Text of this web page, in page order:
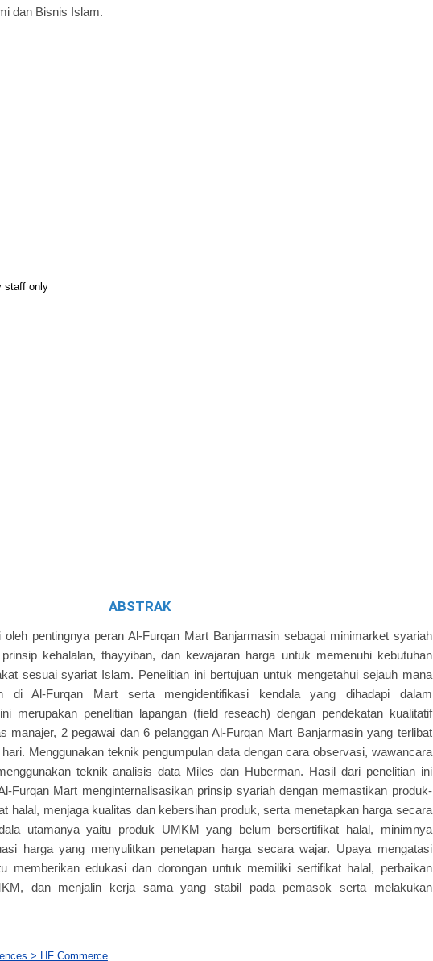
dan Bisnis Islam.
staff only
ABSTRAK
oleh pentingnya peran Al-Furqan Mart Banjarmasin sebagai minimarket syariah
kehalalan, thayyiban, dan kewajaran harga untuk memenuhi kebutuhan
sesuai syariat Islam. Penelitian ini bertujuan untuk mengetahui sejauh mana
di Al-Furqan Mart serta mengidentifikasi kendala yang dihadapi dalam
merupakan penelitian lapangan (field reseach) dengan pendekatan kualitatif
manajer, 2 pegawai dan 6 pelanggan Al-Furqan Mart Banjarmasin yang terlibat
Menggunakan teknik pengumpulan data dengan cara observasi, wawancara
teknik analisis data Miles dan Huberman. Hasil dari penelitian ini
Furqan Mart menginternalisasikan prinsip syariah dengan memastikan produk-
halal, menjaga kualitas dan kebersihan produk, serta menetapkan harga secara
utamanya yaitu produk UMKM yang belum bersertifikat halal, minimnya
harga yang menyulitkan penetapan harga secara wajar. Upaya mengatasi
memberikan edukasi dan dorongan untuk memiliki sertifikat halal, perbaikan
dan menjalin kerja sama yang stabil pada pemasok serta melakukan
> HF Commerce